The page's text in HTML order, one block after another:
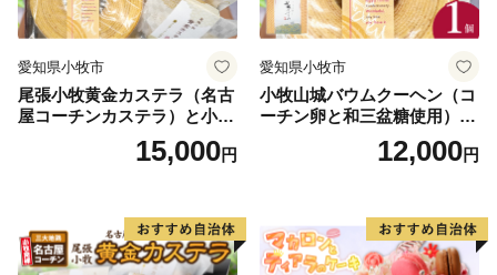
愛知県小牧市
尾張小牧黄金カステラ（名古
屋コーチンカステラ）と小牧
山城バウムクーヘン（コーチ
ン卵と和三盆糖使用）のセッ
三盆 小牧銘菓 バウムクーヘ
ン 常温 愛知県 小牧市 アンプ
チベアやぐま
15,000円
愛知県小牧市
小牧山城バウムクーヘン（コ
ーチン卵と和三盆糖使用）
名古屋コーチン バームクー
ヘン 和三盆 小牧銘菓 バウム
12,000円